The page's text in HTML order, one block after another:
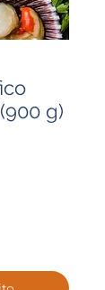
g)